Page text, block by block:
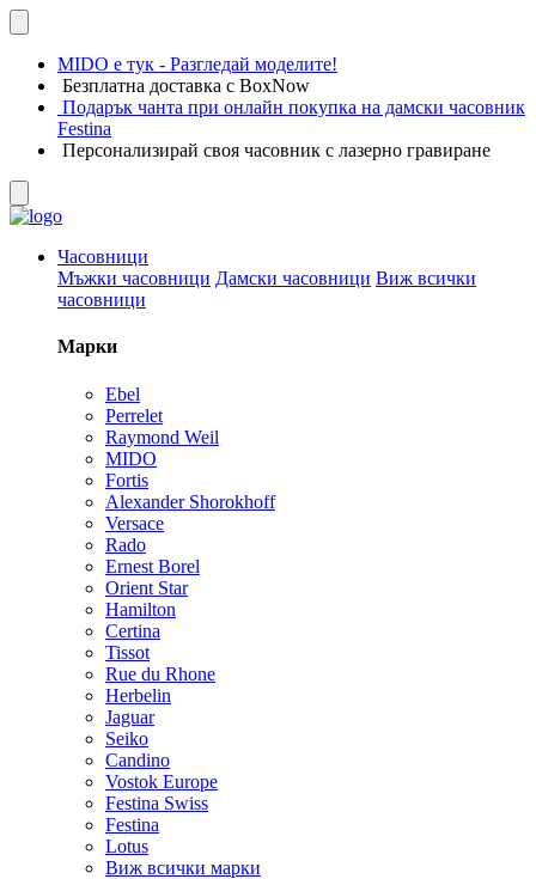
MIDO е тук - Разгледай моделите!
Безплатна доставка с BoxNow
Подарък чанта при онлайн покупка на дамски часовник
Festina
Персонализирай своя часовник с лазерно гравиране
Часовници
Мъжки часовници Дамски часовници Виж всички
часовници
Марки
Ebel
Perrelet
Raymond Weil
MIDO
Fortis
Alexander Shorokhoff
Versace
Rado
Ernest Borel
Orient Star
Hamilton
Certina
Tissot
Rue du Rhone
Herbelin
Jaguar
Seiko
Candino
Vostok Europe
Festina Swiss
Festina
Lotus
Виж всички марки